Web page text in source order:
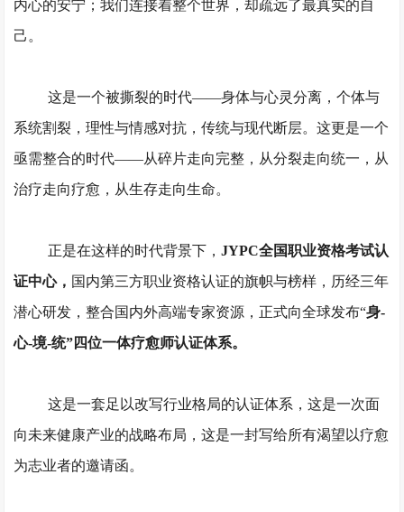
内心的安宁；我们连接着整个世界，却疏远了最真实的自
己。
这是一个被撕裂的时代——身体与心灵分离，个体与
系统割裂，理性与情感对抗，传统与现代断层。这更是一个
亟需整合的时代——从碎片走向完整，从分裂走向统一，从
治疗走向疗愈，从生存走向生命。
正是在这样的时代背景下， JYPC全国职业资格考试认
证中心， 国内第三方职业资格认证的旗帜与榜样，历经三年
潜心研发，整合国内外高端专家资源，正式向全球发布“身-
心-境-统”四位一体疗愈师认证体系。
这是一套足以改写行业格局的认证体系，这是一次面
向未来健康产业的战略布局，这是一封写给所有渴望以疗愈
为志业者的邀请函。